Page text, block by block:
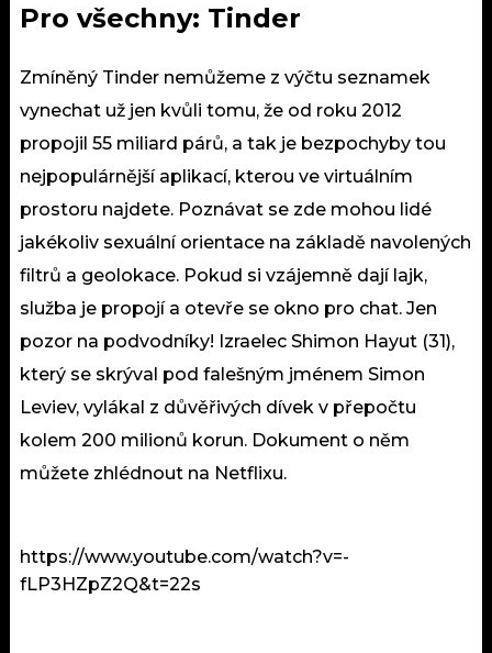
Pro všechny: Tinder
Zmíněný Tinder nemůžeme z výčtu seznamek
vynechat už jen kvůli tomu, že od roku 2012
propojil 55 miliard párů, a tak je bezpochyby tou
nejpopulárnější aplikací, kterou ve virtuálním
prostoru najdete. Poznávat se zde mohou lidé
jakékoliv sexuální orientace na základě navolených
filtrů a geolokace. Pokud si vzájemně dají lajk,
služba je propojí a otevře se okno pro chat. Jen
pozor na podvodníky! Izraelec Shimon Hayut (31),
který se skrýval pod falešným jménem Simon
Leviev, vylákal z důvěřivých dívek v přepočtu
kolem 200 milionů korun. Dokument o něm
můžete zhlédnout na Netflixu.
https://www.youtube.com/watch?v=-
fLP3HZpZ2Q&t=22s